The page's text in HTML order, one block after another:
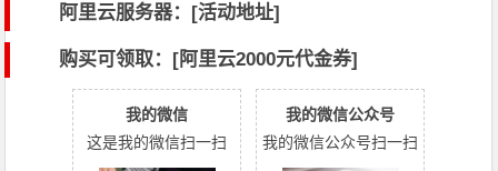
阿里云服务器：[活动地址]
购买可领取：[阿里云2000元代金券]
我的微信
这是我的微信扫一扫
我的微信公众号
我的微信公众号扫一扫